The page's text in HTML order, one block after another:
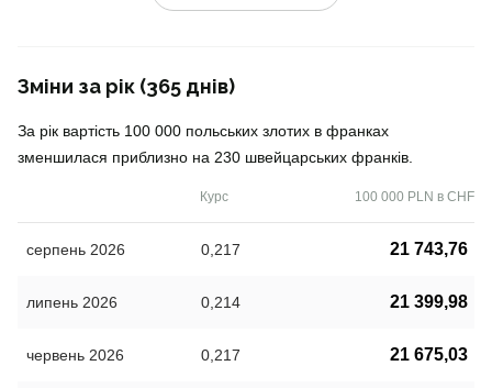
Зміни за рік (365 днів)
За рік вартість 100 000 польських злотих в франках
зменшилася приблизно на 230 швейцарських франків.
Курс 100 000 PLN в CHF
серпень 2026 0,217 21 743,76
липень 2026 0,214 21 399,98
червень 2026 0,217 21 675,03